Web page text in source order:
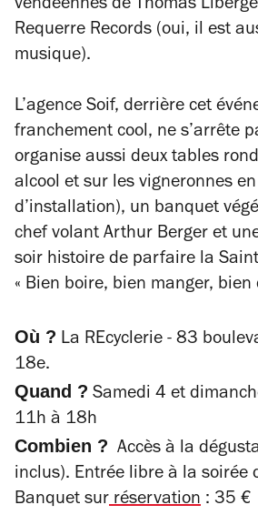
vendéennes de Thomas
Requerre Records (oui, il est
musique).
L’agence Soif, derrière cet
franchement cool, ne s’arrête
organise aussi deux tables
alcool et sur les vigneronnes
d’installation), un banquet
chef volant Arthur Berger et
soir histoire de parfaire la
« Bien boire, bien manger, bien
Où ? La REcyclerie - 83
18e.
Quand ? Samedi 4 et
11h à 18h
Combien ? Accès à la
inclus). Entrée libre à la soirée
Banquet sur réservation : 35 €